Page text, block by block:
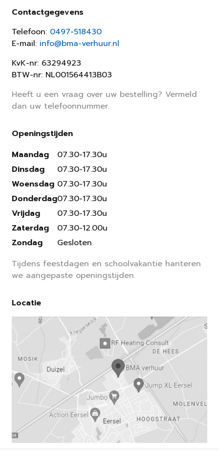
Contactgegevens
Telefoon: 0497-518430
E-mail: info@bma-verhuur.nl
KvK-nr: 63294923
BTW-nr: NL001564413B03
Heeft u een vraag over uw bestelling? Vermeld
dan uw telefoonnummer.
Openingstijden
Maandag
Dinsdag
Woensdag
Donderdag
Vrijdag
Zaterdag
Zondag
07.30-17.30u
07.30-17.30u
07.30-17.30u
07.30-17.30u
07.30-17.30u
07.30-12.00u
Gesloten
Tijdens feestdagen en schoolvakantie hanteren
we aangepaste openingstijden.
Locatie